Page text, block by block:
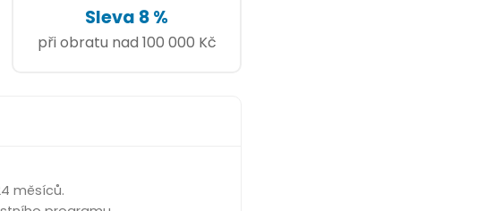
Sleva 8 %
při obratu nad 100 000 Kč
měsíců.